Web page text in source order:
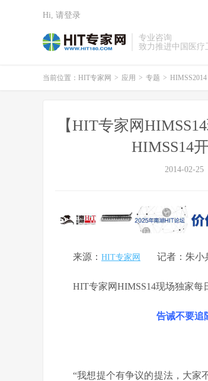
专业咨询
致力推进中国医疗
Hi, 请登录
当前位置： HIT专家网 > 应用 > 专题 > HIMSS2014
【HIT专家网
HIMSS14
2014-02-25
来源： HIT专家网 记者：朱小
HIT专家网HIMSS14现场独家每
告诫不要追
“我想提个有争议的提法，大家